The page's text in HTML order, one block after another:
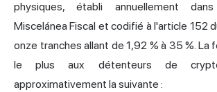
physiques, établi annuellement
Miscelánea Fiscal et codifié à l'article 152
onze tranches allant de 1,92 % à 35 %. La
le plus aux détenteurs de
approximativement la suivante :